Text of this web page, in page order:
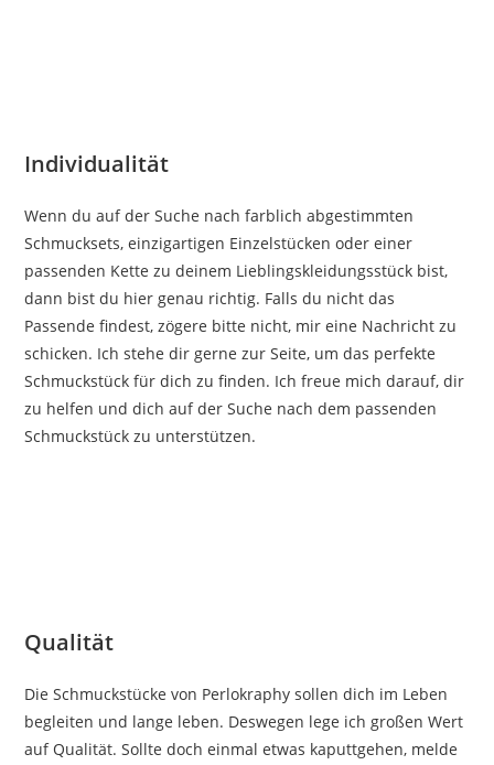
Individualität
Wenn du auf der Suche nach farblich abgestimmten
Schmucksets, einzigartigen Einzelstücken oder einer
passenden Kette zu deinem Lieblingskleidungsstück bist,
dann bist du hier genau richtig. Falls du nicht das
Passende findest, zögere bitte nicht, mir eine Nachricht zu
schicken. Ich stehe dir gerne zur Seite, um das perfekte
Schmuckstück für dich zu finden. Ich freue mich darauf, dir
zu helfen und dich auf der Suche nach dem passenden
Schmuckstück zu unterstützen.
Qualität
Die Schmuckstücke von Perlokraphy sollen dich im Leben
begleiten und lange leben. Deswegen lege ich großen Wert
auf Qualität. Sollte doch einmal etwas kaputtgehen, melde